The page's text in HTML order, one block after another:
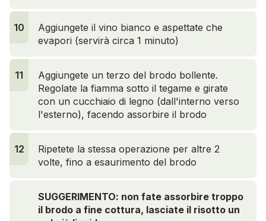
10
Aggiungete il vino bianco e aspettate che
evapori (servirà circa 1 minuto)
11
Aggiungete un terzo del brodo bollente.
Regolate la fiamma sotto il tegame e girate
con un cucchiaio di legno (dall'interno verso
l'esterno), facendo assorbire il brodo
12
Ripetete la stessa operazione per altre 2
volte, fino a esaurimento del brodo
SUGGERIMENTO: non fate assorbire troppo
il brodo a fine cottura, lasciate il risotto un